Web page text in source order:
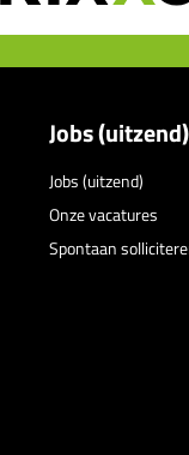
Jobs (uitzend)
Jobs (uitzend)
Onze vacatures
Spontaan